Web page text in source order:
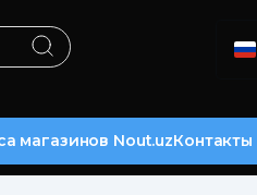
магазинов Nout.uzКонтакты